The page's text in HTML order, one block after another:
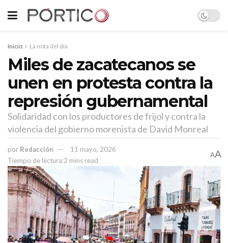
Inicio La nota del día
Miles de zacatecanos se
unen en protesta contra la
represión gubernamental
Solidaridad con los productores de frijol y contra la
violencia del gobierno morenista de David Monreal
por Redacción
11 mayo, 2026
Tiempo de lectura:2 mins read
AA